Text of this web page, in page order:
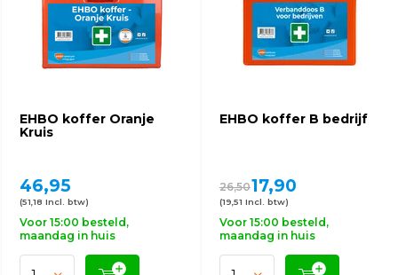
EHBO koffer Oranje
Kruis
46,95
(51,18 Incl. btw)
Voor 15:00 besteld,
maandag in huis
EHBO koffer B bedrijf
26,5017,90
(19,51 Incl. btw)
Voor 15:00 besteld,
maandag in huis